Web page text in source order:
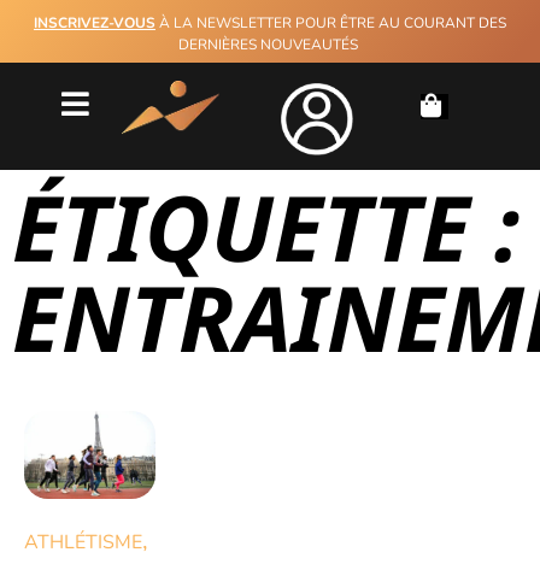
INSCRIVEZ-VOUS À LA NEWSLETTER POUR ÊTRE AU COURANT DES
DERNIÈRES NOUVEAUTÉS
ÉTIQUETTE :
ATHLÉTISME,